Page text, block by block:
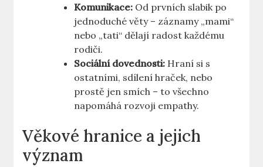
Komunikace: Od prvních slabik po
jednoduché věty – záznamy „mami“
nebo „tati“ dělají radost každému
rodiči.
Sociální dovednosti: Hraní si s
ostatními, sdílení hraček, nebo
prostě jen smích – to všechno
napomáhá rozvoji empathy.
Věkové hranice a jejich
význam